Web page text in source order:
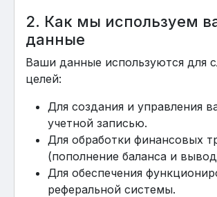
2. Как мы используем
данные
Ваши данные используются для
целей:
Для создания и управления
учетной записью.
Для обработки финансовых
(пополнение баланса и
Для обеспечения
реферальной системы.